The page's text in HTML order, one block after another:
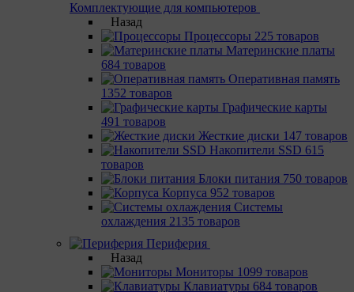
Комплектующие для компьютеров
Назад
Процессоры 225 товаров
Материнcкие платы
684 товаров
Оперативная память
1352 товаров
Графические карты
491 товаров
Жесткие диски 147 товаров
Накопители SSD 615
товаров
Блоки питания 750 товаров
Корпуса 952 товаров
Системы
охлаждения 2135 товаров
Периферия
Назад
Мониторы 1099 товаров
Клавиатуры 684 товаров